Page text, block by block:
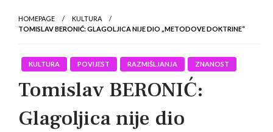
HOMEPAGE
KULTURA
TOMISLAV BERONIĆ: GLAGOLJICA NIJE DIO „METODOVE DOKTRINE“
KULTURA POVIJEST RAZMIŠLJANJA ZNANOST
Tomislav BERONIĆ:
Glagoljica nije dio